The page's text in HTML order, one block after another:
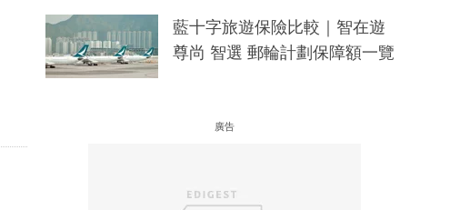
藍十字旅遊保險比較｜智在遊
尊尚 智選 郵輪計劃保障額一覽
廣告